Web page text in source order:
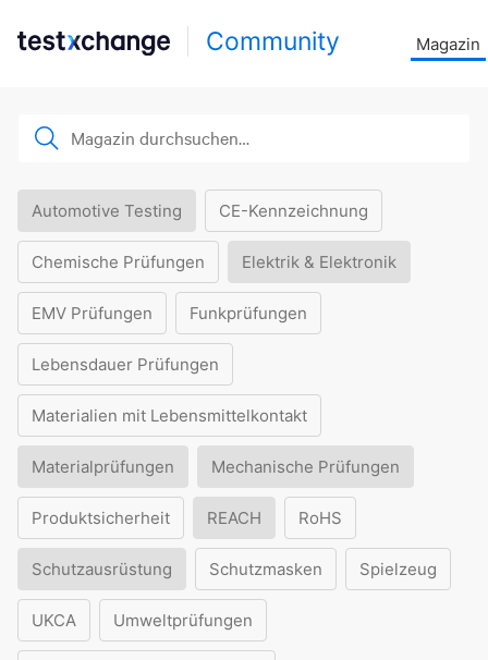
Community Magazin
Automotive Testing CE-Kennzeichnung
Chemische Prüfungen Elektrik & Elektronik
EMV Prüfungen Funkprüfungen
Lebensdauer Prüfungen
Materialien mit Lebensmittelkontakt
Materialprüfungen Mechanische Prüfungen
Produktsicherheit REACH RoHS
Schutzausrüstung Schutzmasken Spielzeug
UKCA Umweltprüfungen